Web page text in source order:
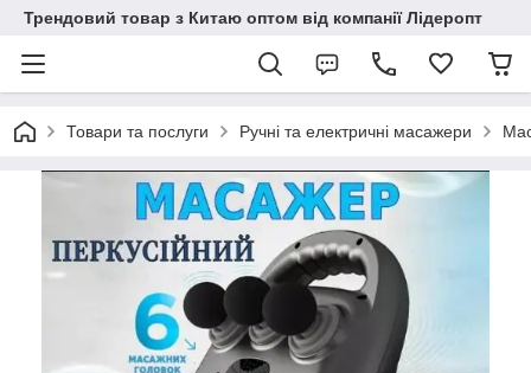
Трендовий товар з Китаю оптом від компанії Лідеропт
Товари та послуги Ручні та електричні масажери